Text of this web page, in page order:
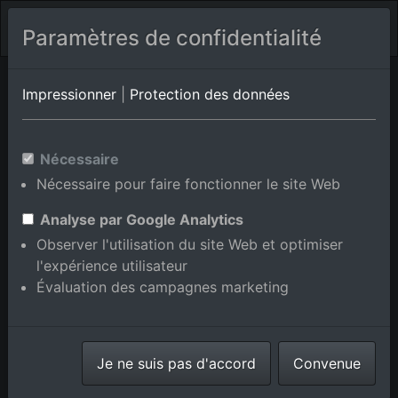
Palazzuolo Toscane
Photos aériennes de Pedona
en Toscane, Italie
aériennes de la boutique en
Paramètres de confidentialité
Impressionner Protection des données
Nécessaire
Nécessaire pour faire fonctionner le site Web
Analyse par Google Analytics
Observer l'utilisation du site Web et optimiser
l'expérience utilisateur
Évaluation des campagnes marketing
Je ne suis pas d'accord Convenue